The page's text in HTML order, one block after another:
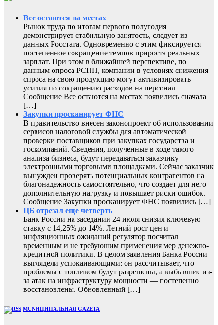
Все остаются на местах
Рынок труда по итогам первого полугодия
демонстрирует стабильную занятость, следует из
данных Росстата. Одновременно с этим фиксируется
постепенное сокращение темпов прироста реальных
зарплат. При этом в ближайшей перспективе, по
данным опроса РСПП, компании в условиях снижения
спроса на свою продукцию могут активизировать
усилия по сокращению расходов на персонал.
Сообщение Все остаются на местах появились сначала
[…]
Закупки просканирует ФНС
В правительство внесен законопроект об использовании
сервисов налоговой службы для автоматической
проверки поставщиков при закупках государства и
госкомпаний. Сведения, полученные в ходе такого
анализа бизнеса, будут передаваться заказчику
электронными торговыми площадками. Сейчас заказчик
вынужден проверять потенциальных контрагентов на
благонадежность самостоятельно, что создает для него
дополнительную нагрузку и повышает риски ошибок.
Сообщение Закупки просканирует ФНС появились […]
ЦБ отрезал еще четверть
Банк России на заседании 24 июля снизил ключевую
ставку с 14,25% до 14%. Летний рост цен и
инфляционных ожиданий регулятор посчитал
временным и не требующим применения мер денежно-
кредитной политики. В целом заявления Банка России
выглядели успокаивающими: он рассчитывает, что
проблемы с топливом будут разрешены, а выбывшие из-
за атак на инфраструктуру мощности — постепенно
восстановлены. Обновленный […]
MUNИЦИПАЛЬНАЯ GAZЕТА